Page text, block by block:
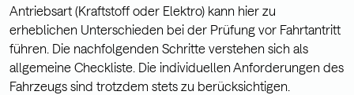
Antriebsart (Kraftstoff oder Elektro) kann hier zu
erheblichen Unterschieden bei der Prüfung vor Fahrtantritt
führen. Die nachfolgenden Schritte verstehen sich als
allgemeine Checkliste. Die individuellen Anforderungen des
Fahrzeugs sind trotzdem stets zu berücksichtigen.